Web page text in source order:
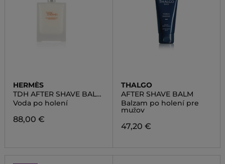
HERMÈS
TDH AFTER SHAVE BALM
BOTTLE WITH PUMP
Voda po holení
88,00 €
THALGO
AFTER SHAVE BALM
Balzam po holení pre
mužov
47,20 €